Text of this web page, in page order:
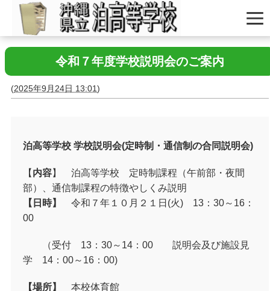
令和７年度学校説明会のご案内
(2025年9月24日 13:01)
泊高等学校 学校説明会(定時制・通信制の合同説明会)
【 内容】 泊高等学校 定時制課程（午前部・夜間
部）、通信制課程の特徴やしくみ説明
【日時】
令和７年１０月２１日 (火) 13 ： 30～ 16 ：
00
（受付 13 ： 30～ 14 ： 00 説明会及び施設見
学 14 ： 00～ 16 ： 00)
【場所】 本校体育館